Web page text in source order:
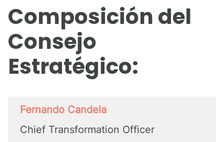
Composición del
Consejo
Estratégico:
Fernando Candela
Chief Transformation Officer